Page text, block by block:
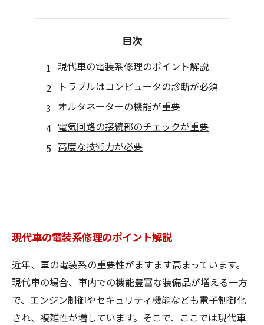
目次
現代車の電装系修理のポイント解説
トラブルはコンピュータの診断が必須
オルタネーターの機能が重要
電気回路の接続部のチェックが重要
高度な技術力が必要
現代車の電装系修理のポイント解説
近年、車の電装系の重要性がますます高まっています。
現代車の場合、車内での機能豊富な装備品が増える一方
で、エンジン制御やセキュリティ機能なども電子制御化
され、複雑性が増しています。そこで、ここでは現代車